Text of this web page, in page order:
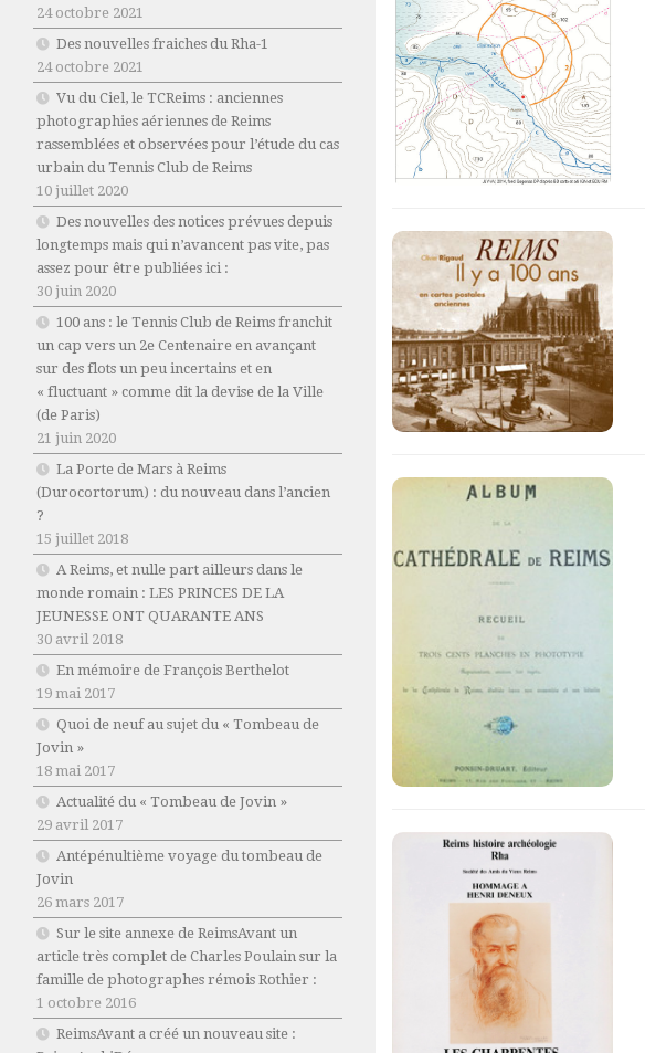
24 octobre 2021
Des nouvelles fraiches du Rha-1
24 octobre 2021
Vu du Ciel, le TCReims : anciennes
photographies aériennes de Reims
rassemblées et observées pour l’étude du cas
urbain du Tennis Club de Reims
10 juillet 2020
Des nouvelles des notices prévues depuis
longtemps mais qui n’avancent pas vite, pas
assez pour être publiées ici :
30 juin 2020
100 ans : le Tennis Club de Reims franchit
un cap vers un 2e Centenaire en avançant
sur des flots un peu incertains et en
« fluctuant » comme dit la devise de la Ville
(de Paris)
21 juin 2020
La Porte de Mars à Reims
(Durocortorum) : du nouveau dans l’ancien
?
15 juillet 2018
A Reims, et nulle part ailleurs dans le
monde romain : LES PRINCES DE LA
JEUNESSE ONT QUARANTE ANS
30 avril 2018
En mémoire de François Berthelot
19 mai 2017
Quoi de neuf au sujet du « Tombeau de
Jovin »
18 mai 2017
Actualité du « Tombeau de Jovin »
29 avril 2017
Antépénultième voyage du tombeau de
Jovin
26 mars 2017
Sur le site annexe de ReimsAvant un
article très complet de Charles Poulain sur la
famille de photographes rémois Rothier :
1 octobre 2016
ReimsAvant a créé un nouveau site :